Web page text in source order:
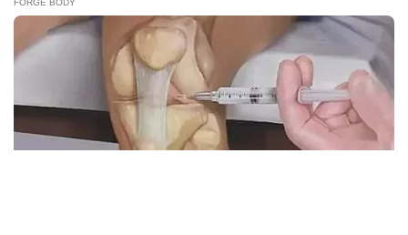
Demo Besar, Mabes TNI Beri Penjelasan
Berita Viral 2
Viral Ayah Tinggalkan Istri dan Bayi Demi
Dugaan Selingkuhan Sesama Jenis
Berita Viral 2
X